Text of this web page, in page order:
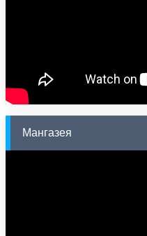
Мангазея